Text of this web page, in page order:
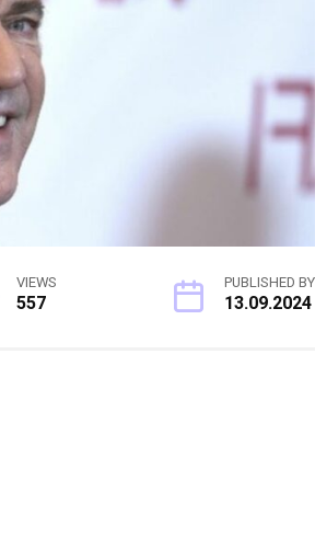
VIEWS
557
PUBLISHED BY
13.09.2024